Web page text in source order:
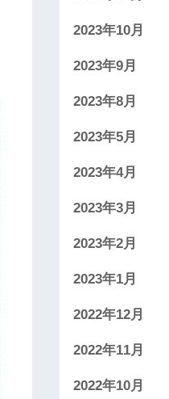
2023年10月
2023年9月
2023年8月
2023年5月
2023年4月
2023年3月
2023年2月
2023年1月
2022年12月
2022年11月
2022年10月